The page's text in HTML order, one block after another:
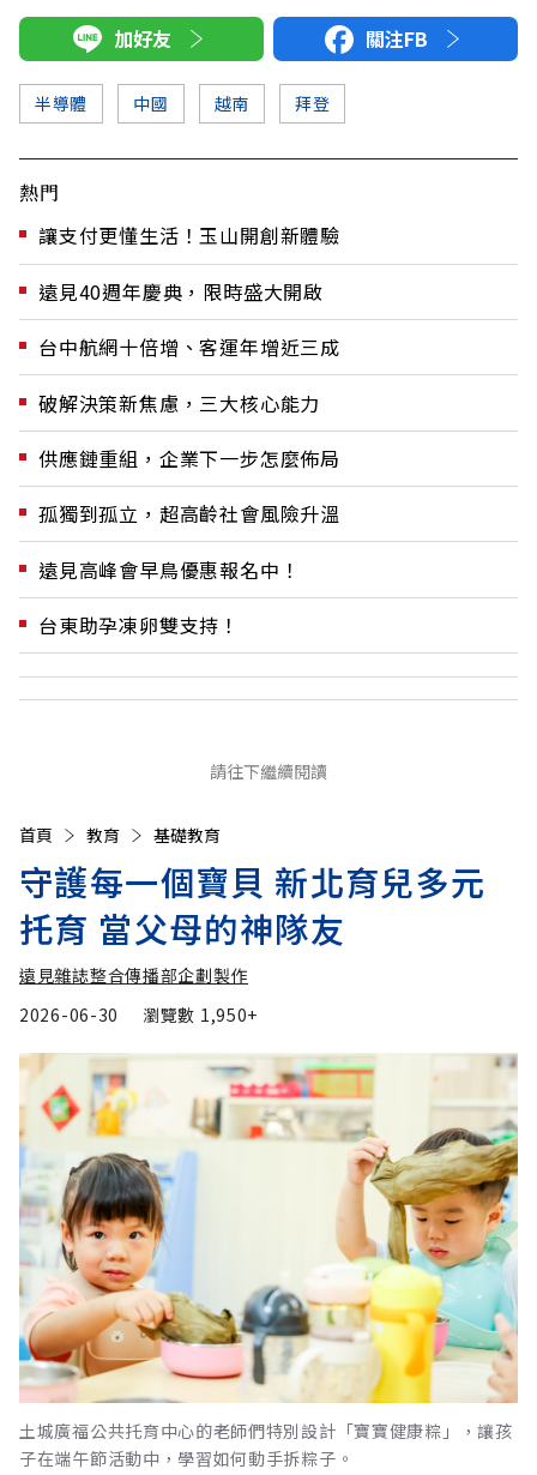
加好友 關注FB
半導體 中國 越南 拜登
熱門
讓支付更懂生活！玉山開創新體驗
遠見40週年慶典，限時盛大開啟
台中航網十倍增、客運年增近三成
破解決策新焦慮，三大核心能力
供應鏈重組，企業下一步怎麼佈局
孤獨到孤立，超高齡社會風險升溫
遠見高峰會早鳥優惠報名中！
台東助孕凍卵雙支持！
請往下繼續閱讀
首頁 教育 基礎教育
守護每一個寶貝 新北育兒多元
托育 當父母的神隊友
遠見雜誌整合傳播部企劃製作
2026-06-30
瀏覽數 1,950+
土城廣福公共托育中心的老師們特別設計「寶寶健康粽」，讓孩
子在端午節活動中，學習如何動手拆粽子。